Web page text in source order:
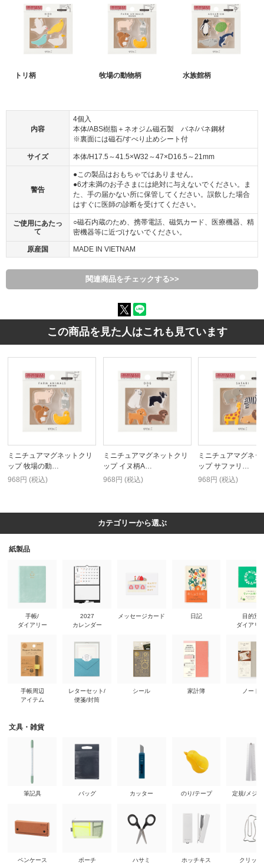
トリ柄 牧場の動物柄 水族館柄
内容
4個入
本体/ABS樹脂＋ネオジム磁石製 バネ/バネ鋼材
※裏面には磁石/すべり止めシート付
サイズ 本体/H17.5～41.5×W32～47×D16.5～21mm
警告
●この製品はおもちゃではありません。
●6才未満のお子さまには絶対に与えないでください。ま
た、手の届かない所に保管してください。誤飲した場合
はすぐに医師の診断を受けてください。
ご使用にあたっ
て
○磁石内蔵のため、携帯電話、磁気カード、医療機器、精
密機器等に近づけないでください。
原産国 MADE IN VIETNAM
関連商品をチェックする>>
この商品を見た人はこれも見ています
ミニチュアマグネットクリ
ップ 牧場の動…
968円 (税込)
ミニチュアマグネットクリ
ップ イヌ柄A…
968円 (税込)
ミニチュアマグネッ
ップ サファリ…
968円 (税込)
カテゴリーから選ぶ
紙製品
手帳/
ダイアリー
手帳周辺
アイテム
2027
カレンダー
レターセット/
便箋/封筒
メッセージカード
シール
日記
家計簿
目的別
ダイアリ
ノート
文具・雑貨
筆記具
ペンケース
バッグ
ポーチ
カッター
ハサミ
のり/テープ
ホッチキス
定規/メジ
クリップ